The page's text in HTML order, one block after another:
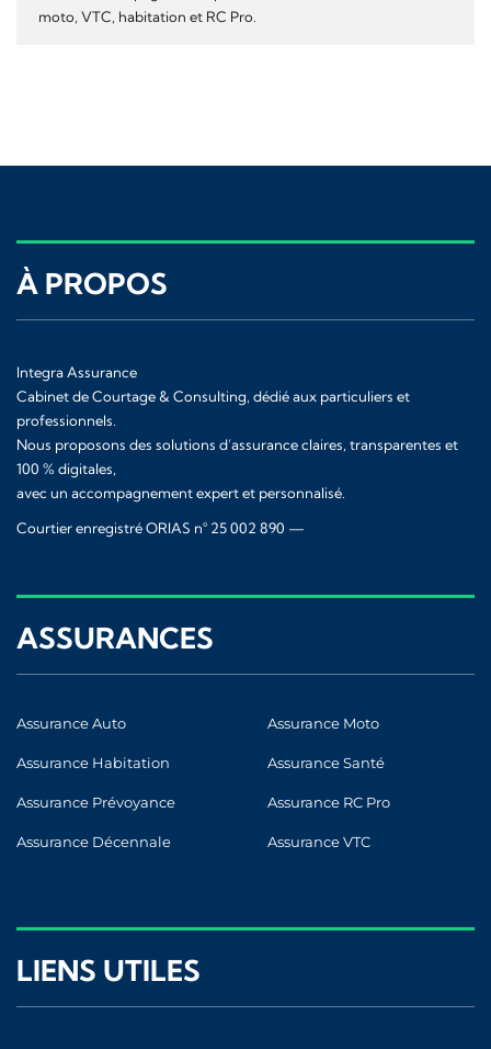
moto, VTC, habitation et RC Pro.
À PROPOS
Integra Assurance
Cabinet de Courtage & Consulting, dédié aux particuliers et
professionnels.
Nous proposons des solutions d’assurance claires, transparentes et
100 % digitales,
avec un accompagnement expert et personnalisé.
Courtier enregistré ORIAS n° 25 002 890 —
ASSURANCES
Assurance Auto Assurance Moto
Assurance Habitation Assurance Santé
Assurance Prévoyance Assurance RC Pro
Assurance Décennale Assurance VTC
LIENS UTILES